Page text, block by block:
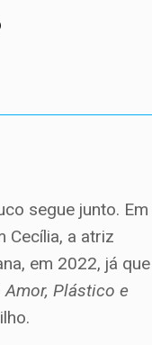
segue junto. Em
Cecília, a atriz
em 2022, já que
Amor, Plástico e